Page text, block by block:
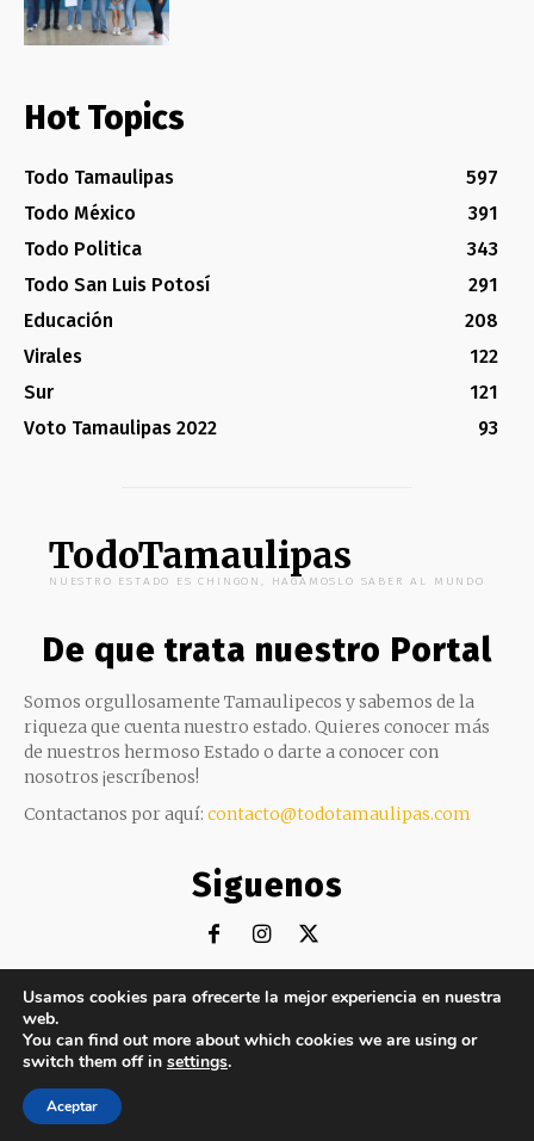
Hot Topics
Todo Tamaulipas
597
Todo México
391
Todo Politica
343
Todo San Luis Potosí
291
Educación
208
Virales
122
Sur
121
Voto Tamaulipas 2022
93
TodoTamaulipas
NUESTRO ESTADO ES CHINGON, HAGAMOSLO SABER AL MUNDO
De que trata nuestro Portal
Somos orgullosamente Tamaulipecos y sabemos de la
riqueza que cuenta nuestro estado. Quieres conocer más
de nuestros hermoso Estado o darte a conocer con
nosotros ¡escríbenos!
Contactanos por aquí: contacto@todotamaulipas.com
Siguenos
©Copyright 2019 | TodoTamaulipas
por DosNoreste
Portada
Todo Tamaulipas Todo México
Todo San Luis Potosí
Usamos cookies para ofrecerte la mejor experiencia en nuestra
web.
You can find out more about which cookies we are using or
switch them off in settings.
Aceptar